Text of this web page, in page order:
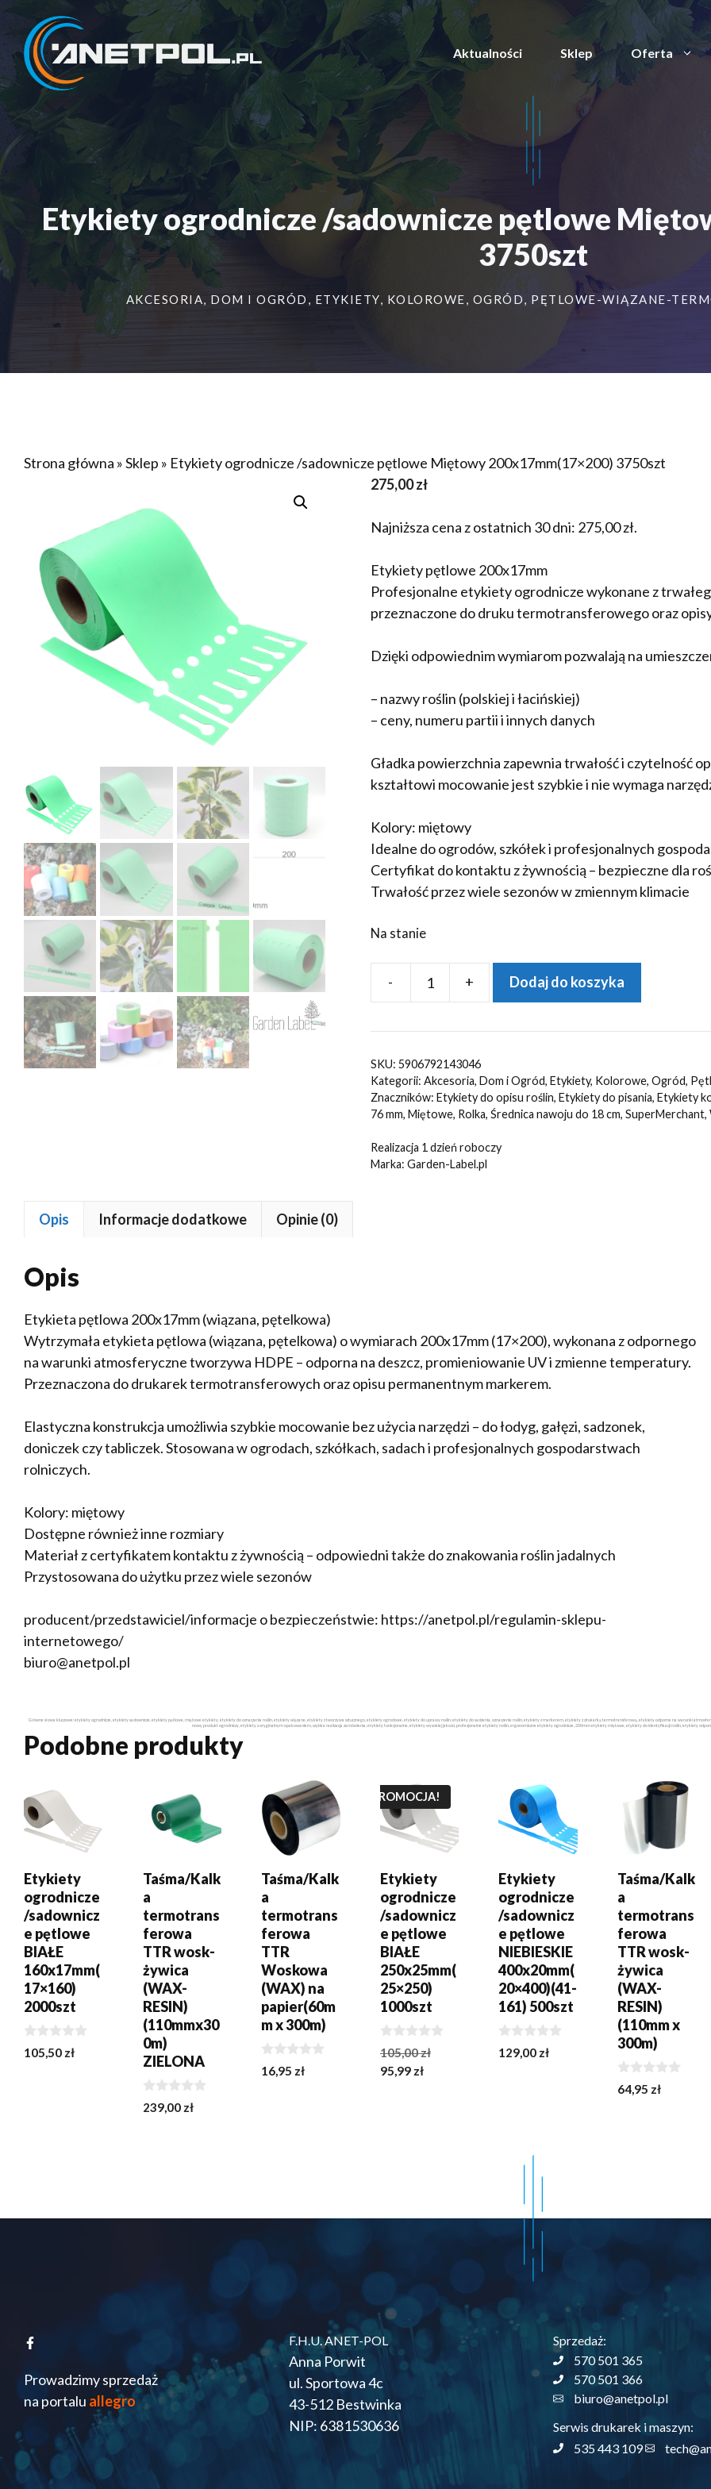
treści
Aktualności Sklep Oferta
Etykiety ogrodnicze /sadownicze pętlowe
3750szt
AKCESORIA, DOM I OGRÓD , ETYKIETY, KOLOROWE, OGRÓD, PĘTLOWE-WIĄZANE-
Strona główna »Sklep » Etykiety ogrodnicze /sadownicze pętlowe Miętowy 200x17mm(17×200) 3750szt
275,00zł
Najniższa cena z ostatnich 30 dni: 275,00zł.
Etykiety pętlowe 200x17mm
Profesjonalne etykiety ogrodnicze wykonane z
przeznaczone do druku termotransferowego oraz
Dzięki odpowiednim wymiarom pozwalają na
– nazwy roślin (polskiej i łacińskiej)
– ceny, numeru partii i innych danych
Gładka powierzchnia zapewnia trwałość i czytelność
kształtowi mocowanie jest szybkie i nie wymaga
Kolory: miętowy
Idealne do ogrodów, szkółek i profesjonalnych
Certyfikat do kontaktu z żywnością – bezpieczne dla
Trwałość przez wiele sezonów w zmiennym klimacie
Na stanie
-
ogrodnicze
/sadownicze
pętlowe
Miętowy
200x17mm(17x200)
3750szt
+ Dodaj do koszyka
SKU: 5906792143046
Kategorii: Akcesoria, Dom i Ogród, Etykiety, Kolorowe, Ogród,
Znaczników: Etykiety do opisu roślin, Etykiety do pisania, Etykiety
76 mm, Miętowe, Rolka, Średnica nawoju do 18 cm, SuperMerchant,
Realizacja 1 dzień roboczy
Marka: Garden-Label.pl
Opis Informacje dodatkowe Opinie (0)
Opis
Etykieta pętlowa 200x17mm (wiązana, pętelkowa)
Wytrzymała etykieta pętlowa (wiązana, pętelkowa) o wymiarach 200x17mm (17×200), wykonana z odpornego
na warunki atmosferyczne tworzywa HDPE – odporna na deszcz, promieniowanie UV i zmienne temperatury.
Przeznaczona do drukarek termotransferowych oraz opisu permanentnym markerem.
Elastyczna konstrukcja umożliwia szybkie mocowanie bez użycia narzędzi – do łodyg, gałęzi, sadzonek,
doniczek czy tabliczek. Stosowana w ogrodach, szkółkach, sadach i profesjonalnych gospodarstwach
rolniczych.
Kolory: miętowy
Dostępne również inne rozmiary
Materiał z certyfikatem kontaktu z żywnością – odpowiedni także do znakowania roślin jadalnych
Przystosowana do użytku przez wiele sezonów
producent/przedstawiciel/informacje o bezpieczeństwie: https://anetpol.pl/regulamin-sklepu-
internetowego/
biuro@anetpol.pl
Główne słowa kluczowe: etykiety ogrodnicze, etykiety sadownicze, etykiety pętlowe, miętowe etykiety, etykiety do oznaczania roślin, etykiety wiązane, etykiety z tworzywa sztucznego, etykiety ogrodowe, etykiety do uprawy roślin, etykiety do sadzenia, oznaczenie roślin, etykiety z markerem, etykiety z drukarką termotransferową, etykiety odporne na warunki
nowy produkt ogrodniczy, etykiety z oryginalnym opakowaniem, szybka realizacja zamówienia, etykiety funkcjonalne, etykiety wysokiej jakości, profesjonalne etykiety roślin, ergonomiczne etykiety ogrodnicze, 200mm etykiety miętowe, etykiety do identyfikacji roślin, etykiety
Podobne produkty
Etykiety
ogrodnicze
/sadownicz
e pętlowe
BIAŁE
160x17mm(
17×160)
2000szt
0
z
105,50 zł
DODAJ DO
KOSZYKA
Taśma/Kalk
a
termotrans
ferowa
TTR wosk-
żywica
(WAX-
RESIN)
(110mmx30
0m)
ZIELONA
0
z
239,00 zł
DODAJ DO
KOSZYKA
Taśma/Kalk
a
termotrans
ferowa
TTR
Woskowa
(WAX) na
papier(60m
m x 300m)
0
z
16,95 zł
PROMOCJA!
Etykiety
ogrodnicze
/sadownicz
e pętlowe
BIAŁE
250x25mm(
25×250)
1000szt
0
z
5
105,00zł
95,99 złAktualna
Etykiety
ogrodnicze
/sadownicz
e pętlowe
NIEBIESKIE
400x20mm(
20×400)(41-
161) 500szt
0
z
129,00 zł
Taśma/Kalk
a
termotrans
ferowa
TTR wosk-
żywica
(WAX-
RESIN)
(110mm x
300m)
0
z
64,95 zł
Prowadzimy sprzedaż
na portalu allegro
F.H.U. ANET-POL
Anna Porwit
ul. Sportowa 4c
43-512 Bestwinka
NIP: 6381530636
Sprzedaż:
570 501 365
570 501 366
biuro@anetpol.pl
Serwis drukarek i maszyn:
535 443 109